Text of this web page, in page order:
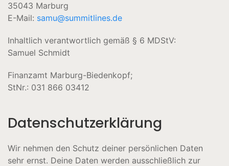
35043 Marburg
E-Mail: samu@summitlines.de
Inhaltlich verantwortlich gemäß § 6 MDStV:
Samuel Schmidt
Finanzamt Marburg-Biedenkopf;
StNr.: 031 866 03412
Datenschutzerklärung
Wir nehmen den Schutz deiner persönlichen Daten
sehr ernst. Deine Daten werden ausschließlich zur